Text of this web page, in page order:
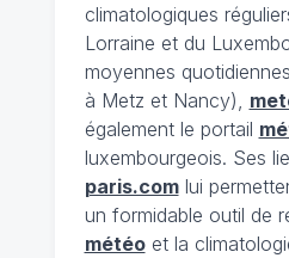
climatologiques
Lorraine et du
moyennes
à Metz et Nancy),
également le portail
luxembourgeois. Ses
paris.comlui
un formidable outil de
météoet la